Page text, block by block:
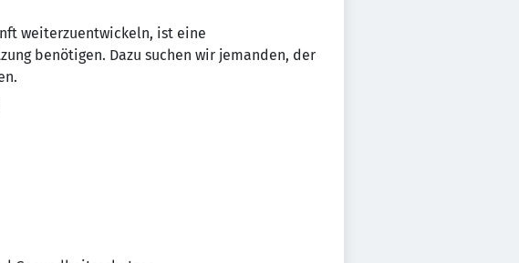
weiterzuentwickeln, ist eine
benötigen. Dazu suchen wir jemanden, der